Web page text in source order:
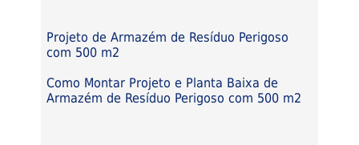
Projeto de Armazém de Resíduo Perigoso
com 500 m2
Como Montar Projeto e Planta Baixa de
Armazém de Resíduo Perigoso com 500 m2